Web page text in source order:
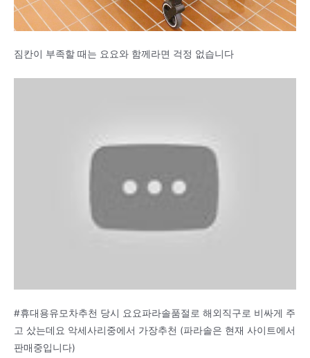
짐칸이 부족할 때는 요요와 함께라면 걱정 없습니다
#휴대용유모차추천 당시 요요파라솔품절로 해외직구로 비싸게 주
고 샀는데요 악세사리중에서 가장추천 (파라솔은 현재 사이트에서
판매중입니다)